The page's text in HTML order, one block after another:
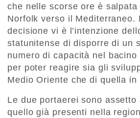
che nelle scorse ore è
Norfolk verso il Mediterraneo.
decisione vi è l’intenzione
statunitense di disporre di un
numero di capacità nel bacino
per poter reagire sia gli
Medio Oriente che di quella in
Le due portaerei sono assetto
quello già presenti nella